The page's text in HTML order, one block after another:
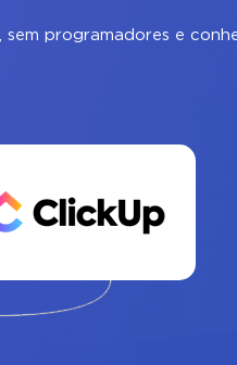
programadores e